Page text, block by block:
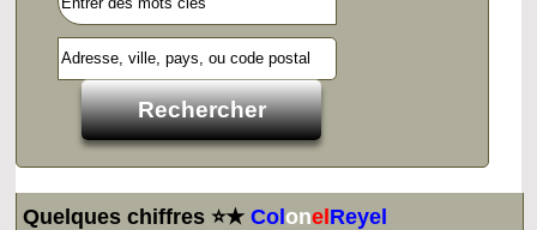
Quelques chiffres ⭐★ColonelReyel